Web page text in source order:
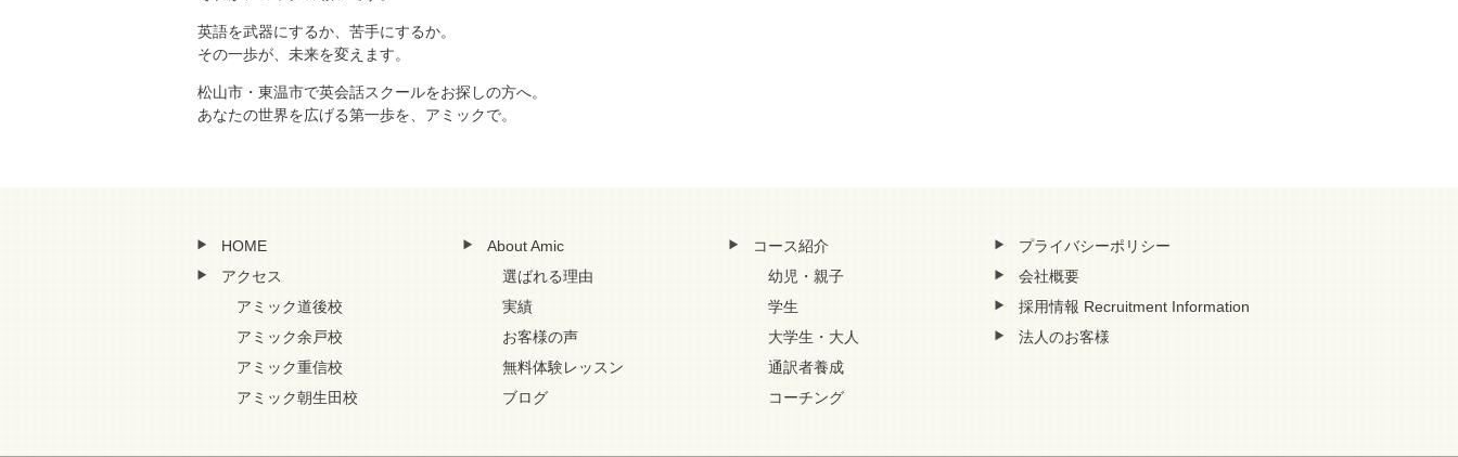
英語を武器にするか、苦手にするか。
その一歩が、未来を変えます。
松山市・東温市で英会話スクールをお探しの方へ。
あなたの世界を広げる第一歩を、アミックで。
HOME
アクセス
アミック道後校
アミック余戸校
アミック重信校
アミック朝生田校
About Amic
選ばれる理由
実績
お客様の声
無料体験レッスン
ブログ
コース紹介
幼児・親子
学生
大学生・大人
通訳者養成
コーチング
プライバシーポリシー
会社概要
採用情報 Recruitment Information
法人のお客様